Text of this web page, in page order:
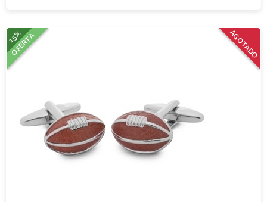
AGOTADO
15%
OFERTA